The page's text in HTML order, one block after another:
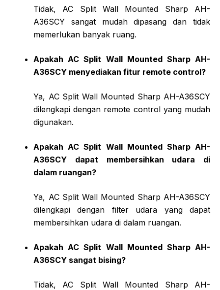
Tidak, AC Split Wall Mounted Sharp AH-
A36SCY sangat mudah dipasang dan tidak
memerlukan banyak ruang.
Apakah AC Split Wall Mounted Sharp AH-
A36SCY menyediakan fitur remote control?
Ya, AC Split Wall Mounted Sharp AH-A36SCY
dilengkapi dengan remote control yang mudah
digunakan.
Apakah AC Split Wall Mounted Sharp AH-
A36SCY dapat membersihkan udara di
dalam ruangan?
Ya, AC Split Wall Mounted Sharp AH-A36SCY
dilengkapi dengan filter udara yang dapat
membersihkan udara di dalam ruangan.
Apakah AC Split Wall Mounted Sharp AH-
A36SCY sangat bising?
Tidak, AC Split Wall Mounted Sharp AH-